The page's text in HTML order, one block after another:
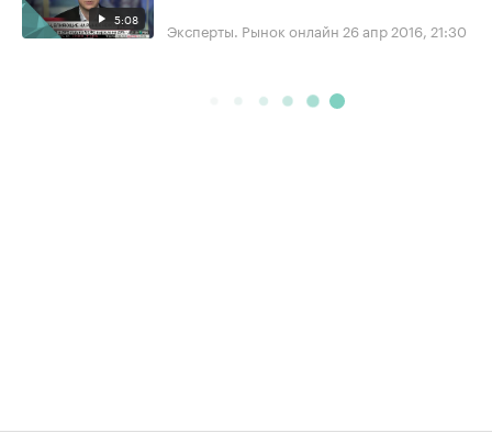
5:08 Эксперты. Рынок онлайн 26 апр 2016, 21:30